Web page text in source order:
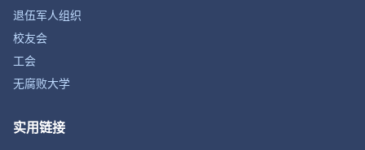
退伍军人组织
校友会
工会
无腐败大学
实用链接